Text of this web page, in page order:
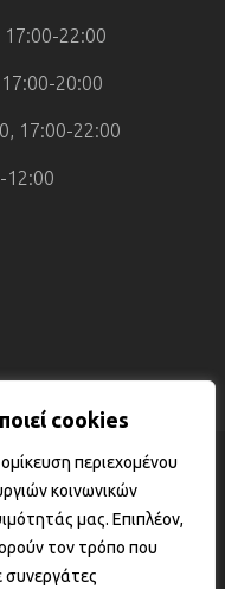
cookies
περιεχομένου
κοινωνικών
μας. Επιπλέον,
τον τρόπο που
συνεργάτες
17:00-22:00
20:00
17:00-22:00
12:00
– Όλα τα
• Αριθμός
GATE Digital